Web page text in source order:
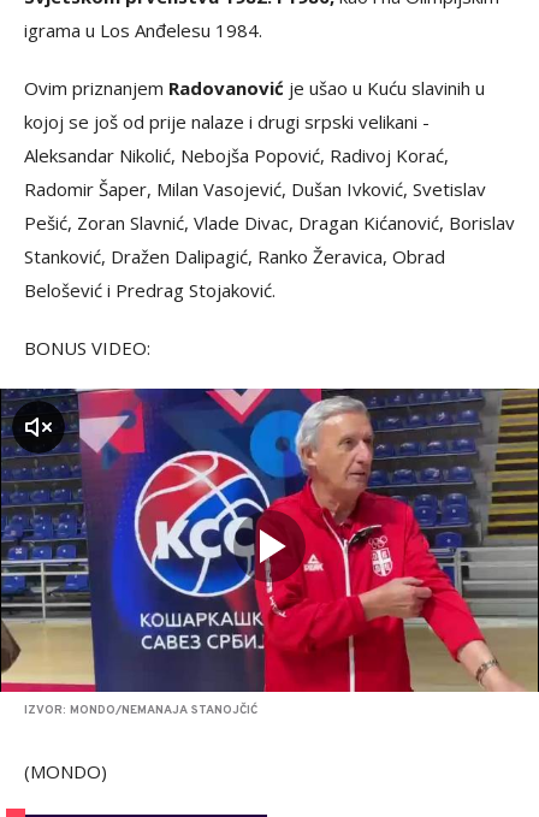
igrama u Los Anđelesu 1984.
Ovim priznanjem Radovanović je ušao u Kuću slavinih u
kojoj se još od prije nalaze i drugi srpski velikani -
Aleksandar Nikolić, Nebojša Popović, Radivoj Korać,
Radomir Šaper, Milan Vasojević, Dušan Ivković, Svetislav
Pešić, Zoran Slavnić, Vlade Divac, Dragan Kićanović, Borislav
Stanković, Dražen Dalipagić, Ranko Žeravica, Obrad
Belošević i Predrag Stojaković.
BONUS VIDEO:
IZVOR: MONDO/NEMANAJA STANOJČIĆ
(MONDO)